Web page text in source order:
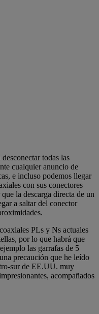
todas las
cualquier anuncio de
e incluso podemos llegar
con sus conectores
la descarga directa de un
a saltar del conector
PLs y Ns actuales
por lo que habrá que
las garrafas de 5
precaución que he leído
sur de EE.UU. muy
acompañados